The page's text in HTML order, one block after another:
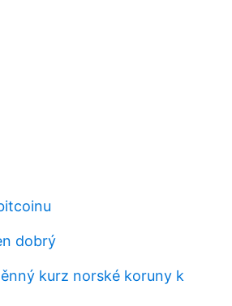
dobrý
kurz norské koruny k